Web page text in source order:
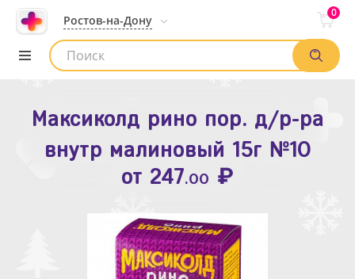
Ростов-на-Дону
0
Список аптек
Максиколд рино пор. д/р-ра
внутр малиновый 15г №10
от 247.00 ₽
Зодак таб. п.п.о. 10мг №10
от109.80 ₽